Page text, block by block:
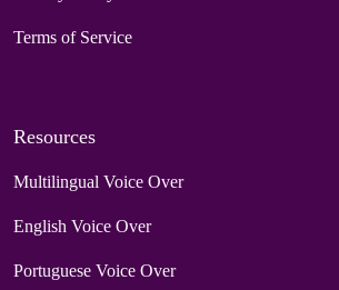
Terms of Service
Resources
Multilingual Voice Over
English Voice Over
Portuguese Voice Over